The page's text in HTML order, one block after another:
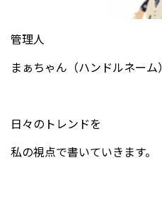
管理人
まぁちゃん（ハンドルネーム）
日々のトレンドを
私の視点で書いていきます。